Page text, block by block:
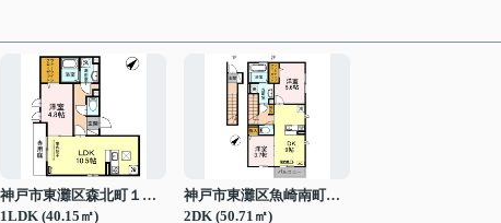
神戸市東灘区森北町１丁目
1LDK (40.15㎡)
神戸市東灘区魚崎南町３丁目
2DK (50.71㎡)